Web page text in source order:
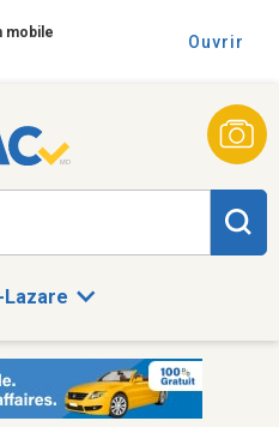
mobile Ouvrir
Lazare